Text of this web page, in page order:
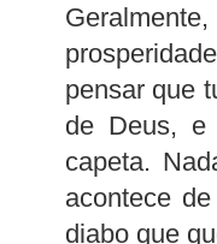
pensar que
de Deus, e
capeta.
acontece
diabo que